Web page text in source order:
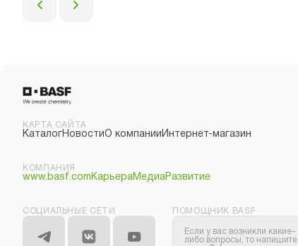
КАРТА САЙТА
КаталогНовостиО компании Интернет-магазин
КОМПАНИЯ
www.basf.com КарьераМедиаРазвитие
СОЦИАЛЬНЫЕ СЕТИ ПОМОЩНИК BASF
Если у вас возникли какие–
либо вопросы, то напишите